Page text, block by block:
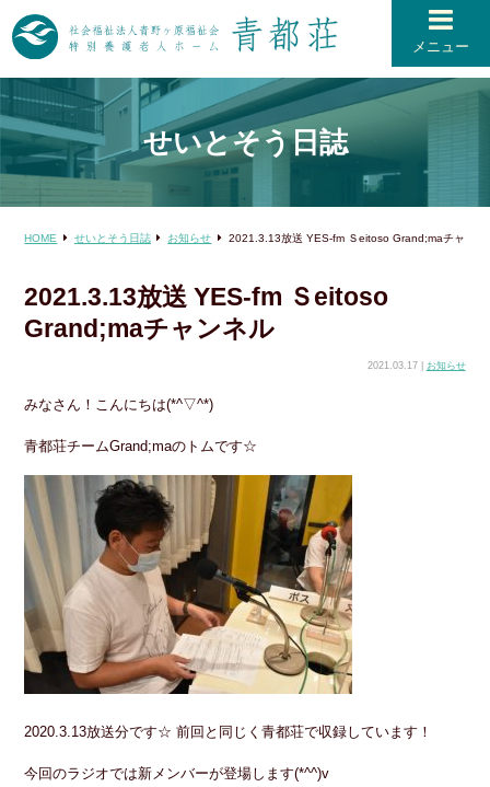
メニュー
せいとそう日誌
HOME せいとそう日誌 お知らせ 2021.3.13放送 YES-fm Ｓeitoso Grand;maチャンネ
2021.3.13放送 YES-fm Ｓeitoso
Grand;maチャンネル
2021.03.17 | お知らせ
みなさん！こんにちは(*^▽^*)
青都荘チームGrand;maのトムです☆
2020.3.13放送分です☆ 前回と同じく青都荘で収録しています！
今回のラジオでは新メンバーが登場します(*^^)v